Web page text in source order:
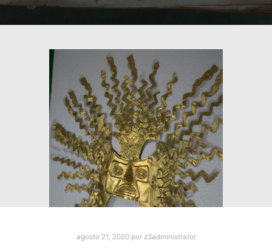
agosto 21, 2020por z3administrator